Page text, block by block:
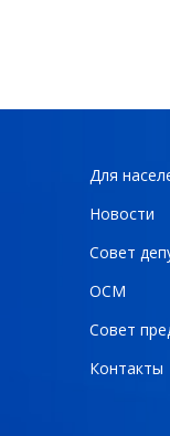
Для
Новости
Совет
ОСМ
Совет
Контакты